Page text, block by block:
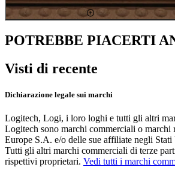
POTREBBE PIACERTI
Visti di recente
Dichiarazione legale sui marchi
Logitech, Logi, i loro loghi e tutti gli altri
Logitech sono marchi commerciali o marchi
Europe S.A. e/o delle sue affiliate negli
Tutti gli altri marchi commerciali di terze
rispettivi proprietari. Vedi tutti i marchi